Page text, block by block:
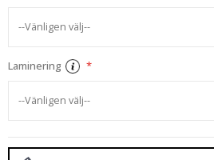
Laminering